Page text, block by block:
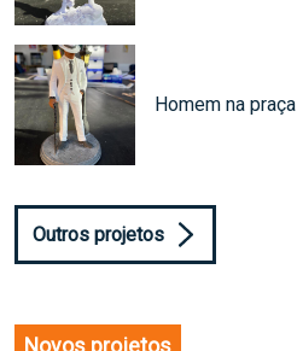
Homem na praça
Outros projetos